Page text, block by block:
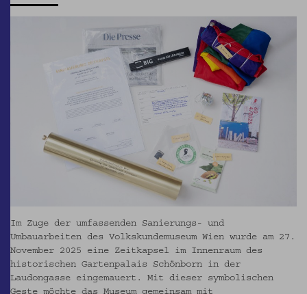
Im Zuge der umfassenden Sanierungs- und
Umbauarbeiten des Volkskundemuseum Wien wurde am 27.
November 2025 eine Zeitkapsel im Innenraum des
historischen Gartenpalais Schönborn in der
Laudongasse eingemauert. Mit dieser symbolischen
Geste möchte das Museum gemeinsam mit